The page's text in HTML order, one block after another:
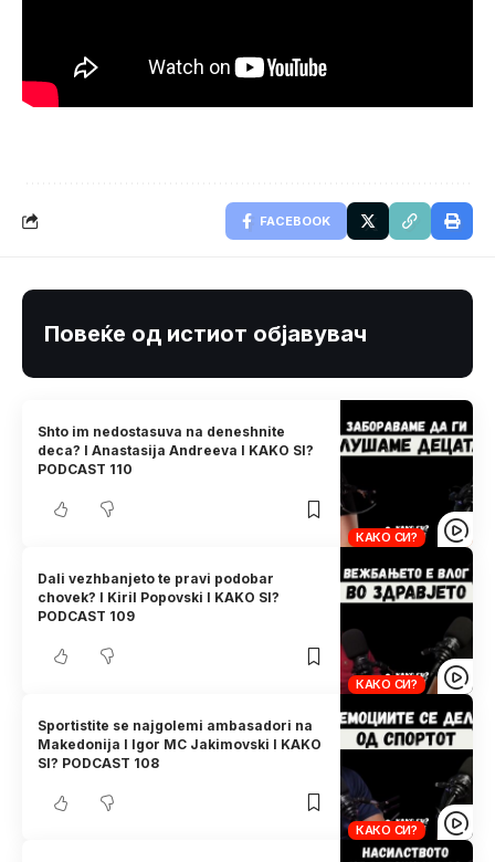
FACEBOOK
Повеќе од истиот објавувач
КАКО СИ?
Shto im nedostasuva na deneshnite
deca? I Anastasija Andreeva I KAKO SI?
PODCAST 110
КАКО СИ?
Dali vezhbanjeto te pravi podobar
chovek? I Kiril Popovski I KAKO SI?
PODCAST 109
КАКО СИ?
Sportistite se najgolemi ambasadori na
Makedonija I Igor MC Jakimovski I KAKO
SI? PODCAST 108